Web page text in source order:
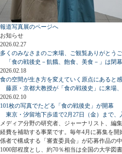
報道写真展のページへ
お知らせ
2026.02.27
多くのみなさまのご来場、ご観覧ありがとう
「食の戦後史－飢餓、飽食、美食－」は閉
2026.02.18
食の空間が生き方を変えていく原点にあると
藤原・京都大教授が「食の戦後史」に来場
2026.02.10
101枚の写真でたどる「食の戦後史」が開幕
東京・汐留地下歩道で2月27日（金）まで、
メディア分野の研究者、ジャーナリスト、編
経費を補助する事業です。毎年4月に募集を
係者で構成する「審査委員会」が応募作品の
1000部程度とし、約70％相当は全国の大学図